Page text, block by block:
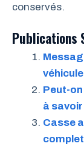
conservés.
Publications
Peut-on
à savoir
Casse